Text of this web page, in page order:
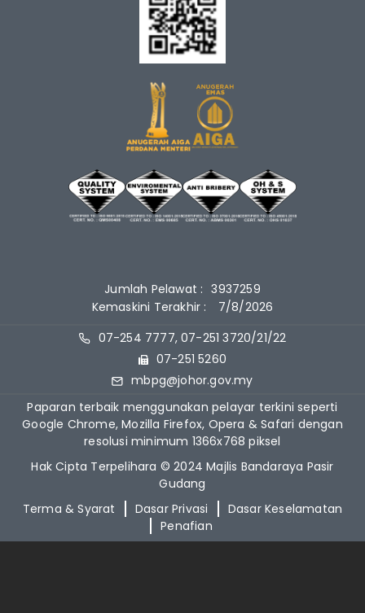
Jumlah Pelawat : 3937259
Kemaskini Terakhir :
7/8/2026
07-254 7777, 07-251 3720/21/22
07-251 5260
mbpg@johor.gov.my
Paparan terbaik menggunakan pelayar terkini seperti
Google Chrome, Mozilla Firefox, Opera & Safari dengan
resolusi minimum 1366x768 piksel
Hak Cipta Terpelihara © 2024 Majlis Bandaraya Pasir
Gudang
Terma & Syarat
Dasar Privasi
Dasar Keselamatan
Penafian